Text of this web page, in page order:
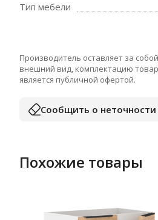
Тип мебели
Производитель оставляет за
внешний вид, комплектацию
является публичной офертой.
Сообщить о неточности
Похожие товары